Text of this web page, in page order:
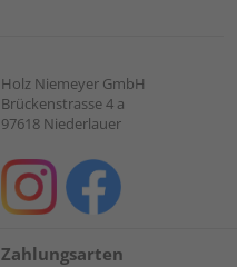
Holz Niemeyer GmbH
Brückenstrasse 4 a
97618 Niederlauer
Zahlungsarten